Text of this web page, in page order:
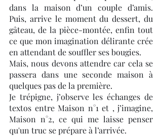
dans la maison d’un couple d’amis.
Puis, arrive le moment du dessert, du
gâteau, de la pièce-montée, enfin tout
ce que mon imagination délirante crée
en attendant de souffler ses bougies.
Mais, nous devons attendre car cela se
passera dans une seconde maison à
quelques pas de la première.
Je trépigne, j’observe les échanges de
textos entre Maison n°1 et , j’imagine,
Maison n°2, ce qui me laisse penser
qu'un truc se prépare à l’arrivée.